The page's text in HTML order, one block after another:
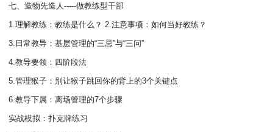
七、造物先造人-----做教练型干部
1.理解教练：教练是什么？ 2.注意事项：如何当好教练？
3.日常教导：基层管理的“三忌”与“三问”
4.教导要领：四阶段法
5.管理猴子：别让猴子跳回你的背上的3个关键点
6.教导下属：离场管理的7个步骤
实战模拟：扑克牌练习